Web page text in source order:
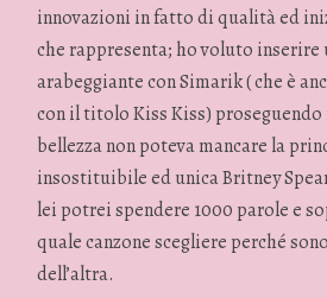
innovazioni in fatto di qualità ed
che rappresenta; ho voluto inserire
arabeggiante con Simarik ( che è
con il titolo Kiss Kiss) proseguendo
bellezza non poteva mancare la
insostituibile ed unica Britney
lei potrei spendere 1000 parole e
quale canzone scegliere perché
dell’altra.